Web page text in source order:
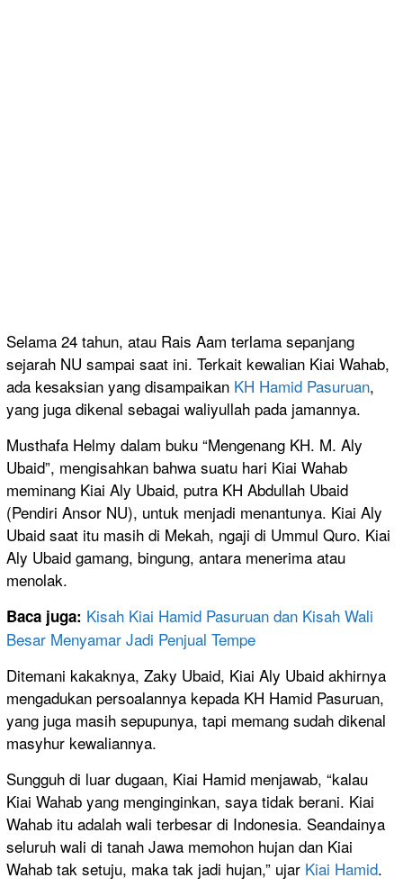
Selama 24 tahun, atau Rais Aam terlama sepanjang
sejarah NU sampai saat ini. Terkait kewalian Kiai Wahab,
ada kesaksian yang disampaikan KH Hamid Pasuruan,
yang juga dikenal sebagai waliyullah pada jamannya.
Musthafa Helmy dalam buku “Mengenang KH. M. Aly
Ubaid”, mengisahkan bahwa suatu hari Kiai Wahab
meminang Kiai Aly Ubaid, putra KH Abdullah Ubaid
(Pendiri Ansor NU), untuk menjadi menantunya. Kiai Aly
Ubaid saat itu masih di Mekah, ngaji di Ummul Quro. Kiai
Aly Ubaid gamang, bingung, antara menerima atau
menolak.
Baca juga: Kisah Kiai Hamid Pasuruan dan Kisah Wali
Besar Menyamar Jadi Penjual Tempe
Ditemani kakaknya, Zaky Ubaid, Kiai Aly Ubaid akhirnya
mengadukan persoalannya kepada KH Hamid Pasuruan,
yang juga masih sepupunya, tapi memang sudah dikenal
masyhur kewaliannya.
Sungguh di luar dugaan, Kiai Hamid menjawab, “kalau
Kiai Wahab yang menginginkan, saya tidak berani. Kiai
Wahab itu adalah wali terbesar di Indonesia. Seandainya
seluruh wali di tanah Jawa memohon hujan dan Kiai
Wahab tak setuju, maka tak jadi hujan,” ujar Kiai Hamid.